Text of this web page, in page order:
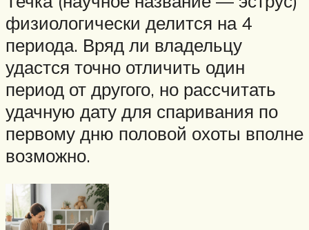
физиологически делится на 4
периода. Вряд ли владельцу
удастся точно отличить один
период от другого, но рассчитать
удачную дату для спаривания по
первому дню половой охоты вполне
возможно.